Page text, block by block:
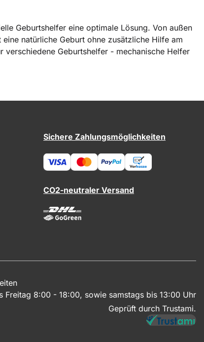
Geburtshelfer eine optimale Lösung. Von außen
natürliche Geburt ohne zusätzliche Hilfe am
Geburtshelfer - mechanische Helfer
Sichere Zahlungsmöglichkeiten
CO2-neutraler Versand
Freitag 8:00 - 18:00, sowie samstags bis 13:00 Uhr
Geprüft durch Trustami.